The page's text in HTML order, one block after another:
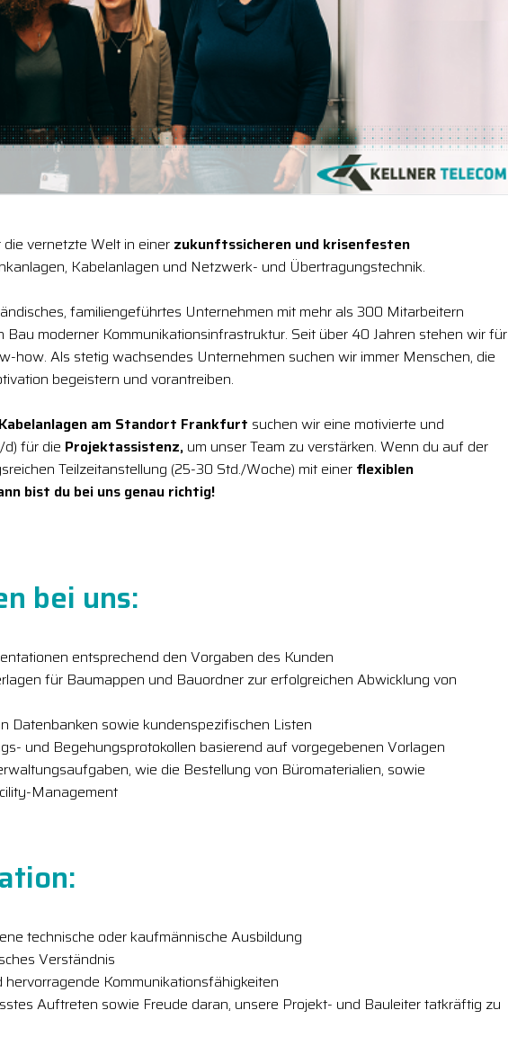
vernetzte Welt in einer zukunftssicheren und krisenfesten
Kabelanlagen und Netzwerk- und Übertragungstechnik.
familiengeführtes Unternehmen mit mehr als 300 Mitarbeitern
moderner Kommunikationsinfrastruktur. Seit über 40 Jahren stehen wir für
how. Als stetig wachsendes Unternehmen suchen wir immer Menschen, die
begeistern und vorantreiben.
Kabelanlagen am Standort Frankfurt suchen wir eine motivierte und
für die Projektassistenz, um unser Team zu verstärken. Wenn du auf der
Teilzeitanstellung (25-30 Std./Woche) mit einer flexiblen
bist du bei uns genau richtig!
bei uns:
entsprechend den Vorgaben des Kunden
für Baumappen und Bauordner zur erfolgreichen Abwicklung von
Datenbanken sowie kundenspezifischen Listen
und Begehungsprotokollen basierend auf vorgegebenen Vorlagen
wie die Bestellung von Büromaterialien, sowie
Management
technische oder kaufmännische Ausbildung
Verständnis
Kommunikationsfähigkeiten
Auftreten sowie Freude daran, unsere Projekt- und Bauleiter tatkräftig zu